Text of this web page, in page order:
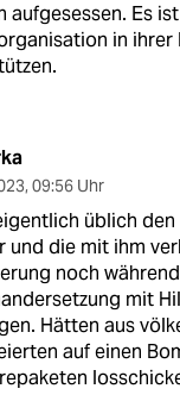
aufgesessen. Es
in ihrer
, 09:56 Uhr
üblich
und die mit ihm
noch
mit
Hätten aus
auf einen